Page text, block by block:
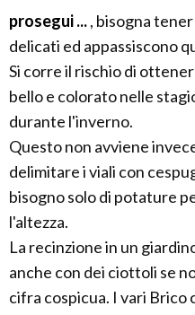
prosegui ..., bisogna
delicati ed appassiscono
Si corre il rischio di
bello e colorato nelle
durante l'inverno.
Questo non avviene
delimitare i viali con
bisogno solo di potature
l'altezza.
La recinzione in un
anche con dei ciottoli se
cifra cospicua. I vari